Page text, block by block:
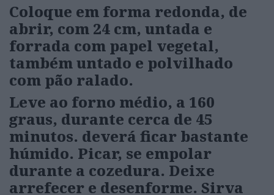
Coloque em forma redonda, de
abrir, com 24 cm, untada e
forrada com papel vegetal,
também untado e polvilhado
com pão ralado.
Leve ao forno médio, a 160
graus, durante cerca de 45
minutos. deverá ficar bastante
húmido. Picar, se empolar
durante a cozedura. Deixe
arrefecer e desenforme. Sirva